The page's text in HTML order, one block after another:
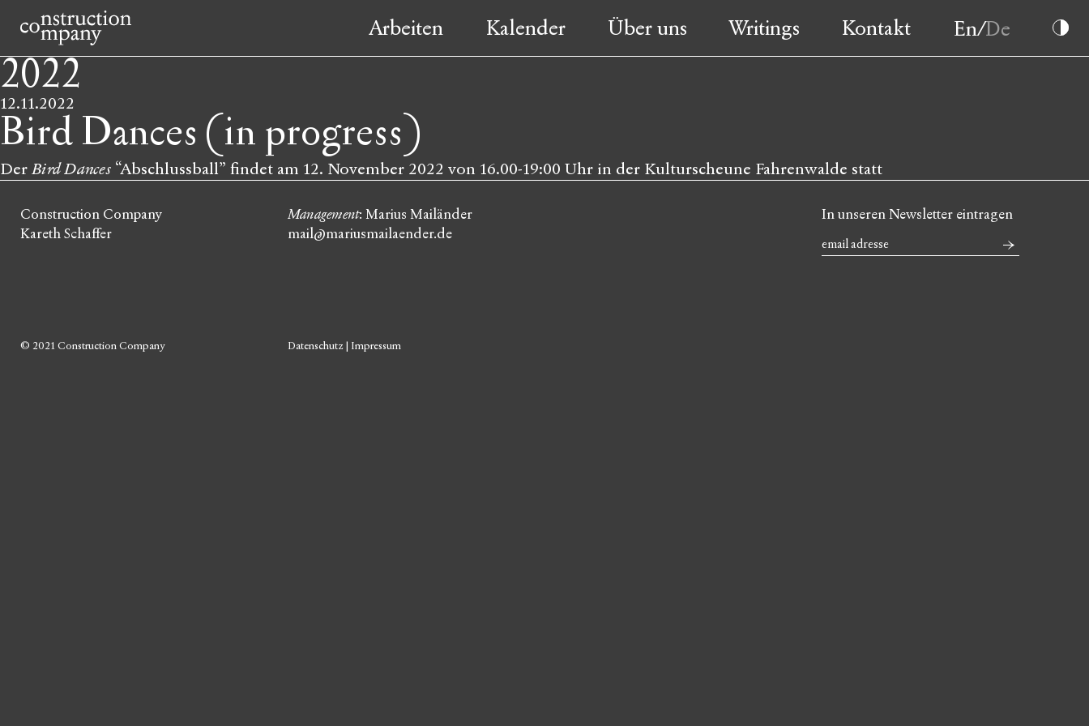
Arbeiten Kalender Über uns Writings Kontakt
2022
12.11.2022
Bird Dances (in progress)
Der Bird Dances“Abschlussball” findet am 12. November 2022 von 16.00-19:00 Uhr in der Kulturscheune Fahrenwalde statt
Construction Company
Kareth Schaffer
Management: Marius Mailänder
mail@mariusmailaender.de
In unseren Newsletter eintragen
© 2021 Construction Company Datenschutz| Impressum